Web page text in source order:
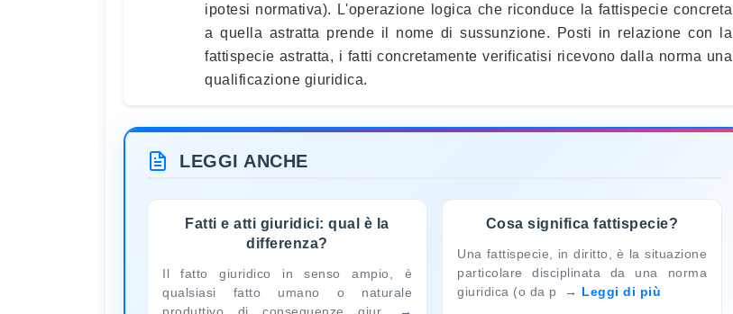
ipotesi normativa). L'operazione logica che riconduce la fattispecie concreta
a quella astratta prende il nome di sussunzione. Posti in relazione con la
fattispecie astratta, i fatti concretamente verificatisi ricevono dalla norma una
qualificazione giuridica.
LEGGI ANCHE
Fatti e atti giuridici: qual è la
differenza?
Il fatto giuridico in senso ampio, è
qualsiasi fatto umano o naturale
Cosa significa fattispecie?
Una fattispecie, in diritto, è la situazione
particolare disciplinata da una norma
giuridica (o da p
Leggi di più